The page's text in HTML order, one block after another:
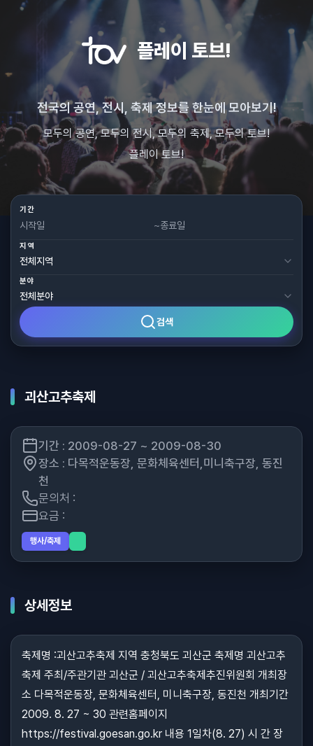
플레이 토브!
전국의 공연, 전시, 축제 정보를 한눈에 모아보기!
모두의 공연, 모두의 전시, 모두의 축제, 모두의 토브!
플레이 토브!
기간
~
지역
분야
검색
괴산고추축제
기간 : 2009-08-27 ~ 2009-08-30
장소 : 다목적운동장, 문화체육센터,미니축구장, 동진
천
문의처 :
요금 :
행사/축제
상세정보
축제명 :괴산고추축제 지역 충청북도 괴산군 축제명 괴산고추
축제 주최/주관기관 괴산군 / 괴산고추축제추진위원회 개최장
소 다목적운동장, 문화체육센터, 미니축구장, 동진천 개최기간
2009. 8. 27 ~ 30 관련홈페이지
https://festival.goesan.go.kr 내용 1일차(8. 27) 시 간 장